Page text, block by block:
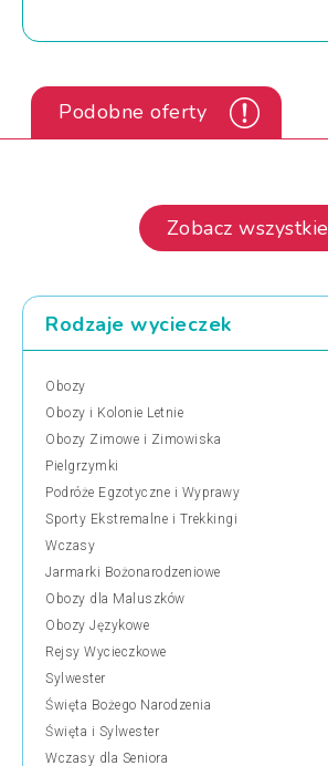
Podobne oferty
Zobacz wszystkie
Rodzaje wycieczek
Obozy
Obozy i Kolonie Letnie
Obozy Zimowe i Zimowiska
Pielgrzymki
Podróże Egzotyczne i Wyprawy
Sporty Ekstremalne i Trekkingi
Wczasy
Jarmarki Bożonarodzeniowe
Obozy dla Maluszków
Obozy Językowe
Rejsy Wycieczkowe
Sylwester
Święta Bożego Narodzenia
Święta i Sylwester
Wczasy dla Seniora